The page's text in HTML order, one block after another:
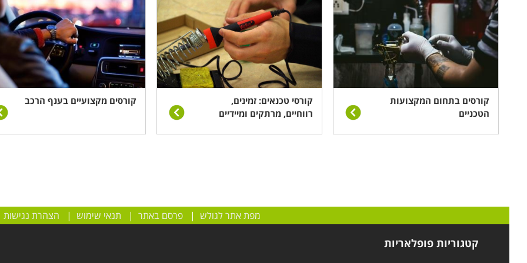
קורסים בתחום המקצועות
הטכניים
קורסי טכנאים: זמינים,
רווחיים, מרתקים ומיידיים
קורסים מקצועיים בענף הרכב
מפת אתר לגולש |פרסם באתר | תנאי שימוש | הצהרת נגישות
קטגוריות פופלאריות